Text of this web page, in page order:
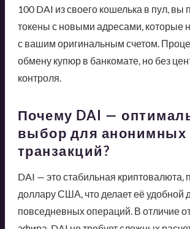
100 DAI из своего кошелька в пул, вы
токены с новыми адресами, которые
с вашим оригинальным счетом.
обмену купюр в банкомате, но без
контроля.
Почему DAI —
выбор для анонимных
транзакций?
DAI — это стабильная криптовалюта,
доллару США, что делает её удобной
повседневных операций. В отличие